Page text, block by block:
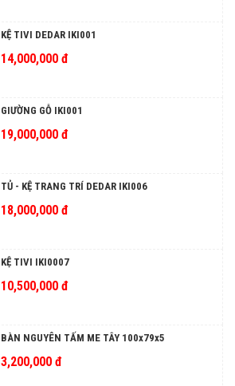
KỆ TIVI DEDAR IKI001
14,000,000 đ
GIƯỜNG GỖ IKI001
19,000,000 đ
TỦ - KỆ TRANG TRÍ DEDAR IKI006
18,000,000 đ
KỆ TIVI IKI0007
10,500,000 đ
BÀN NGUYÊN TẤM ME TÂY 100x79x5
3,200,000 đ